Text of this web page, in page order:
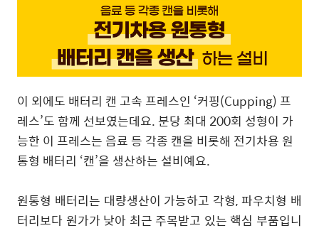
이 외에도 배터리 캔 고속 프레스인 ‘커핑(Cupping) 프
레스’도 함께 선보였는데요. 분당 최대 200회 성형이 가
능한 이 프레스는 음료 등 각종 캔을 비롯해 전기차용 원
통형 배터리 ‘캔’을 생산하는 설비예요.
원통형 배터리는 대량생산이 가능하고 각형, 파우치형 배
터리보다 원가가 낮아 최근 주목받고 있는 핵심 부품입니